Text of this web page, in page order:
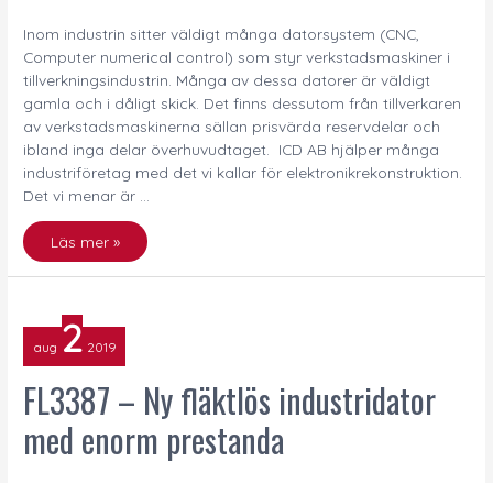
Inom industrin sitter väldigt många datorsystem (CNC,
Computer numerical control) som styr verkstadsmaskiner i
tillverkningsindustrin. Många av dessa datorer är väldigt
gamla och i dåligt skick. Det finns dessutom från tillverkaren
av verkstadsmaskinerna sällan prisvärda reservdelar och
ibland inga delar överhuvudtaget. ICD AB hjälper många
industriföretag med det vi kallar för elektronikrekonstruktion.
Det vi menar är …
Läs mer »
aug 2 2019
FL3387 – Ny fläktlös industridator
med enorm prestanda
FL3387
–
Ny
industridator
med
enorm